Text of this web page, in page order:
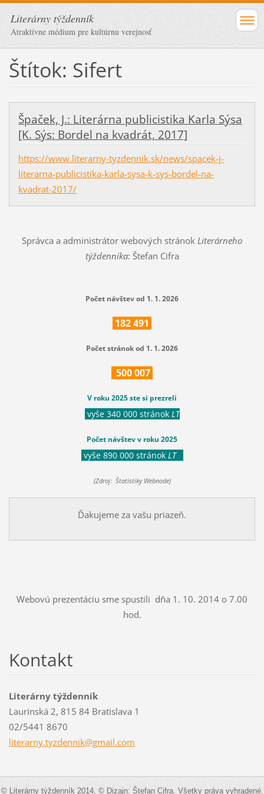
Literárny týždenník
Atraktívne médium pre kultúrnu verejnosť
Štítok: Sifert
Špaček, J.: Literárna publicistika Karla Sýsa
[K. Sýs: Bordel na kvadrát, 2017]
https://www.literarny-tyzdennik.sk/news/spacek-j-
literarna-publicistika-karla-sysa-k-sys-bordel-na-
kvadrat-2017/
Správca a administrátor webových stránok Literárneho
týždenníka: Štefan Cifra
Počet návštev od 1. 1. 2026
182491
Počet stránok od 1. 1. 2026
500007
V roku 2025 ste si prezreli
vyše 340 000 stránok LT
Počet návštev v roku 2025
vyše 890 000 stránok LT
(Zdroj: Štatistiky Webnode)
Ďakujeme za vašu priazeň.
Webovú prezentáciu sme spustili dňa 1. 10. 2014 o 7.00
hod.
Kontakt
Literárny týždenník
Laurinská 2, 815 84 Bratislava 1
02/5441 8670
literarny.tyzdennik@gmail.com
© Literárny týždenník 2014. © Dizajn: Štefan Cifra. Všetky práva vyhradené.